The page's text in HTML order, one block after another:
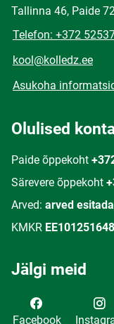
Tallinna 46, Paide
Telefon: +372
kool@kolledz.ee
Asukoha
Olulised
Paide õppekoht
Särevere õppekoht
Arved: arved
KMKR EE101251648
Jälgi meid
Facebook